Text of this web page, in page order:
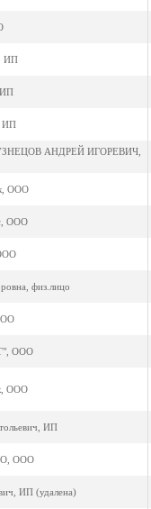
ИП
ИП
АНДРЕЙ ИГОРЕВИЧ,
ООО
ООО
физ.лицо
ООО
ООО
ИП
ООО
ИП (удалена)